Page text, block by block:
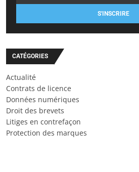
S'INSCRIRE
CATÉGORIES
Actualité
Contrats de licence
Données numériques
Droit des brevets
Litiges en contrefaçon
Protection des marques